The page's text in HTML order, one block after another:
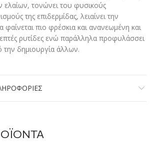
ελαίων, τονώνει του φυσικούς
της επιδερμίδας, λειαίνει την
φαίνεται πιο φρέσκια και ανανεωμένη και
ρυτίδες ενώ παράλληλα προφυλάσσει
την δημιουργία άλλων.